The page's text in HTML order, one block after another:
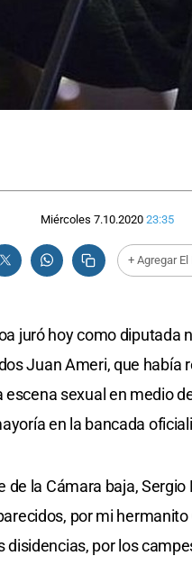
Miércoles 7.10.2020 23:35
+ Agregar
juró hoy como diputada
Juan Ameri, que había
sexual en medio
en la bancada
de la Cámara baja,
por mi
por los